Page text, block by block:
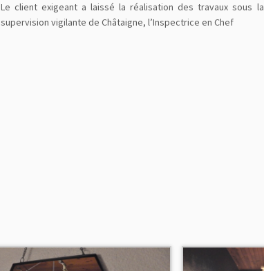
Le client exigeant a laissé la réalisation des travaux sous la
supervision vigilante de Châtaigne, l’Inspectrice en Chef